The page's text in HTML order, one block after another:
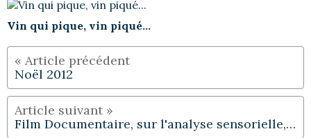
Vin qui pique, vin piqué...
Noël 2012
Film Documentaire, sur l'analyse sensorielle, du vin